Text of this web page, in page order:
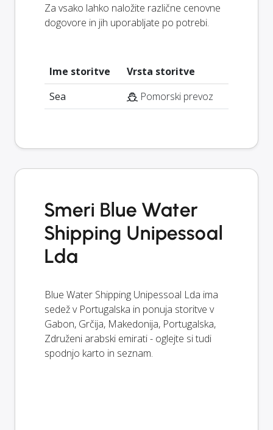
Za vsako lahko naložite različne cenovne
dogovore in jih uporabljate po potrebi.
Ime storitve
Vrsta storitve
Sea
Pomorski prevoz
Smeri Blue Water
Shipping Unipessoal
Lda
Blue Water Shipping Unipessoal Lda ima
sedež v Portugalska in ponuja storitve v
Gabon, Grčija, Makedonija, Portugalska,
Združeni arabski emirati - oglejte si tudi
spodnjo karto in seznam.